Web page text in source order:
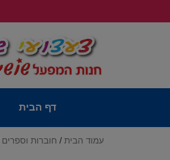
דף הבית
עמוד הבית / חוברות וספרים